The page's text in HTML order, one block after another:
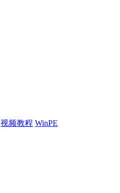
视频教程 WinPE